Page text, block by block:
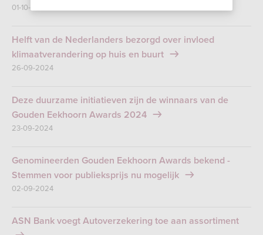
01-10-2024
Helft van de Nederlanders bezorgd over invloed
klimaatverandering op huis en buurt
26-09-2024
Deze duurzame initiatieven zijn de winnaars van de
Gouden Eekhoorn Awards 2024
23-09-2024
Genomineerden Gouden Eekhoorn Awards bekend -
Stemmen voor publieksprijs nu mogelijk
02-09-2024
ASN Bank voegt Autoverzekering toe aan assortiment